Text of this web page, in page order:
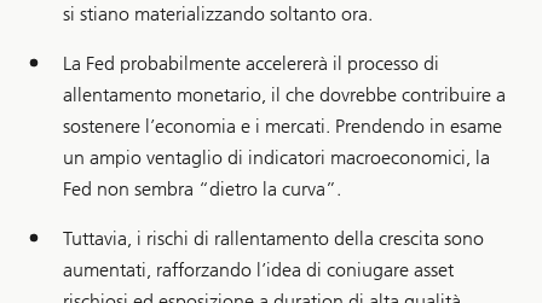
si stiano materializzando soltanto ora.
La Fed probabilmente accelererà il processo di
allentamento monetario, il che dovrebbe contribuire a
sostenere l’economia e i mercati. Prendendo in esame
un ampio ventaglio di indicatori macroeconomici, la
Fed non sembra “dietro la curva”.
Tuttavia, i rischi di rallentamento della crescita sono
aumentati, rafforzando l’idea di coniugare asset